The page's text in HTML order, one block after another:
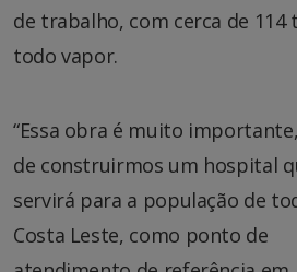
de trabalho, com cerca de 114
todo vapor.
“Essa obra é muito
de construirmos um hospital
servirá para a população de
Costa Leste, como ponto de